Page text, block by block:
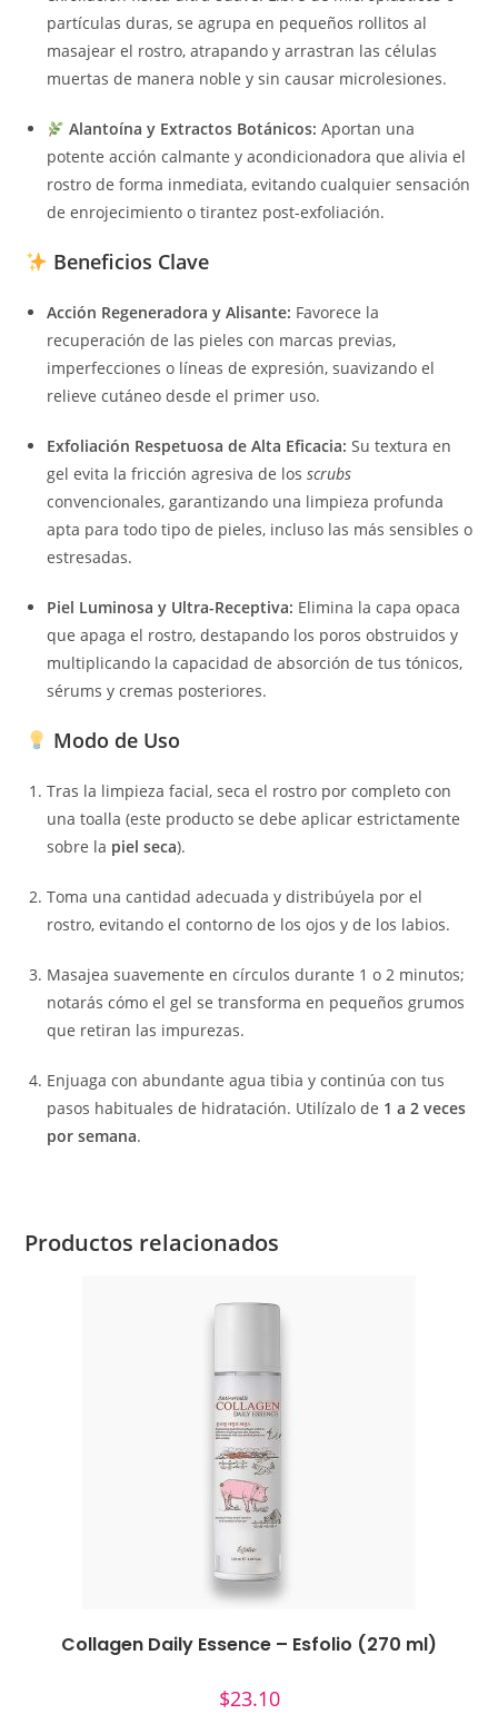
partículas duras, se agrupa en pequeños rollitos al
masajear el rostro, atrapando y arrastran las células
muertas de manera noble y sin causar microlesiones.
Alantoína y Extractos Botánicos: Aportan una
potente acción calmante y acondicionadora que alivia el
rostro de forma inmediata, evitando cualquier sensación
de enrojecimiento o tirantez post-exfoliación.
Beneficios Clave
Acción Regeneradora y Alisante: Favorece la
recuperación de las pieles con marcas previas,
imperfecciones o líneas de expresión, suavizando el
relieve cutáneo desde el primer uso.
Exfoliación Respetuosa de Alta Eficacia: Su textura en
gel evita la fricción agresiva de losscrubs
convencionales, garantizando una limpieza profunda
apta para todo tipo de pieles, incluso las más sensibles o
estresadas.
Piel Luminosa y Ultra-Receptiva: Elimina la capa opaca
que apaga el rostro, destapando los poros obstruidos y
multiplicando la capacidad de absorción de tus tónicos,
sérums y cremas posteriores.
Modo de Uso
Tras la limpieza facial, seca el rostro por completo con
una toalla (este producto se debe aplicar estrictamente
sobre la piel seca).
Toma una cantidad adecuada y distribúyela por el
rostro, evitando el contorno de los ojos y de los labios.
Masajea suavemente en círculos durante 1 o 2 minutos;
notarás cómo el gel se transforma en pequeños grumos
que retiran las impurezas.
Enjuaga con abundante agua tibia y continúa con tus
pasos habituales de hidratación. Utilízalo de 1 a 2 veces
por semana.
Productos relacionados
Collagen Daily Essence – Esfolio (270 ml)
$23.10